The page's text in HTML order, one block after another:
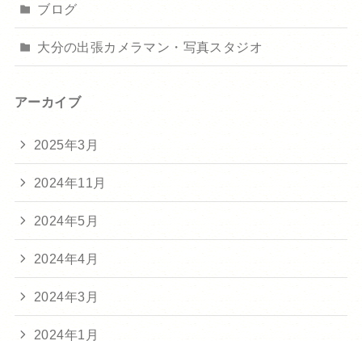
ブログ
大分の出張カメラマン・写真スタジオ
アーカイブ
2025年3月
2024年11月
2024年5月
2024年4月
2024年3月
2024年1月